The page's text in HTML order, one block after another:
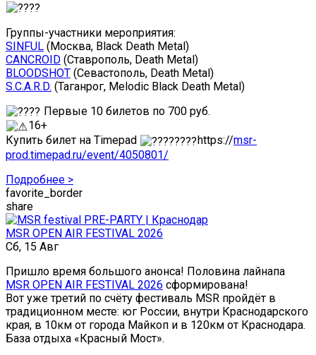
Группы-участники мероприятия:
SINFUL (Москва, Black Death Metal)
CANCROID (Ставрополь, Death Metal)
BLOODSHOT (Севастополь, Death Metal)
S.C.A.R.D. (Таганрог, Melodic Black Death Metal)
Первые 10 билетов по 700 руб.
16+
Купить билет на Timepad
https://msr-
prod.timepad.ru/event/4050801/
Подробнее >
favorite_border
share
MSR OPEN AIR FESTIVAL 2026
Сб, 15 Авг
Пришло время большого анонса! Половина лайнапа
MSR OPEN AIR FESTIVAL 2026 сформирована!
Вот уже третий по счёту фестиваль MSR пройдёт в
традиционном месте: юг России, внутри Краснодарского
края, в 10км от города Майкоп и в 120км от Краснодара.
База отдыха «Красный Мост».